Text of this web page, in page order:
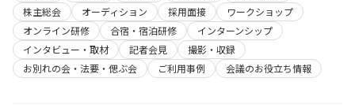
株主総会
オーディション 採用面接
ワークショップ
オンライン研修
合宿・宿泊研修
インターンシップ
インタビュー・取材
記者会見
撮影・収録
お別れの会・法要・偲ぶ会
ご利用事例 会議のお役立ち情報